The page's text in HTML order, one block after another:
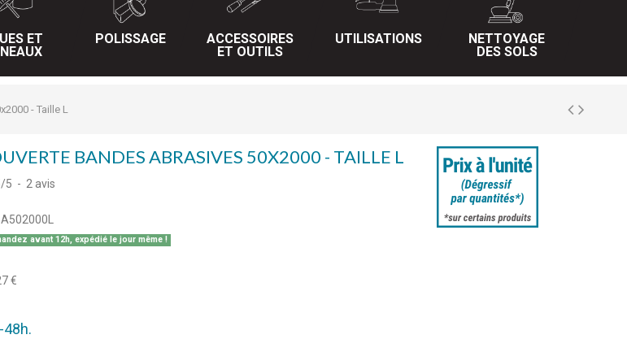
ET
POLISSAGE
ACCESSOIRES
ET OUTILS
UTILISATIONS
NETTOYAGE
DES SOLS
- Taille L
BANDES ABRASIVES 50X2000 - TAILLE L
/5 - 2 avis
avant 12h, expédié le jour même !
€